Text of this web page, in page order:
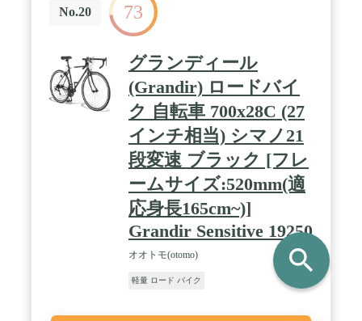
No.20 73
グランディール
(Grandir) ロードバイ
ク 自転車 700x28C (27
インチ相当) シマノ21
段変速 ブラック [フレ
ームサイズ:520mm(適
応身長165cm~)]
Grandir Sensitive 19250
オオトモ(otomo)
軽量 ロード バイク
search